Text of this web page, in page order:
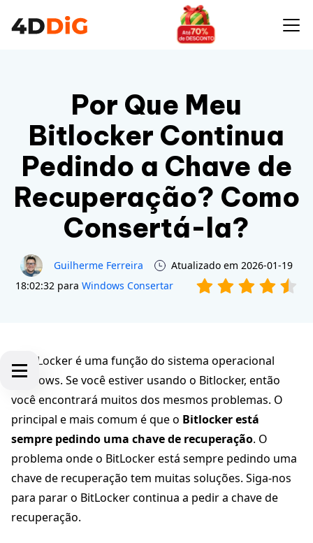
Por Que Meu
Bitlocker Continua
Pedindo a Chave de
Recuperação? Como
Consertá-la?
Guilherme Ferreira
Atualizado em 2026-01-19
18:02:32 para Windows Consertar
O BitLocker é uma função do sistema operacional
Windows. Se você estiver usando o Bitlocker, então
você encontrará muitos dos mesmos problemas. O
principal e mais comum é que o Bitlocker está
sempre pedindo uma chave de recuperação. O
problema onde o BitLocker está sempre pedindo uma
chave de recuperação tem muitas soluções. Siga-nos
para parar o BitLocker continua a pedir a chave de
recuperação.